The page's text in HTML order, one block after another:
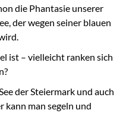
die Phantasie unserer
der wegen seiner blauen
ist – vielleicht ranken sich
der Steiermark und auch
kann man segeln und